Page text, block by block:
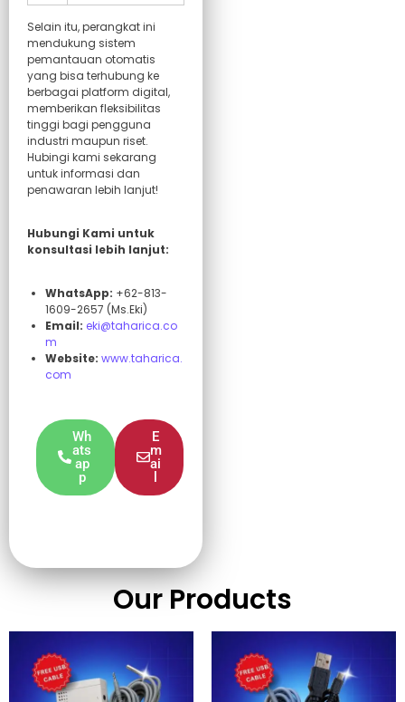
Selain itu, perangkat ini
mendukung sistem
pemantauan otomatis
yang bisa terhubung ke
berbagai platform digital,
memberikan fleksibilitas
tinggi bagi pengguna
industri maupun riset.
Hubingi kami sekarang
untuk informasi dan
penawaran lebih lanjut!
Hubungi Kami untuk
konsultasi lebih lanjut:
WhatsApp: +62-813-
1609-2657 (Ms.Eki)
Email: eki@taharica.co
m
Website: www.taharica.
com
Wh
ats
ap
p
E
m
ai
Our Products